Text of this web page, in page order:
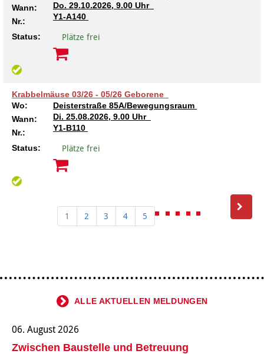
Wann:
Do. 29.10.2026, 9.00 Uhr
Nr.:
Y1-A140
Status: Plätze frei
Krabbelmäuse 03/26 - 05/26 Geborene
Wo:
Deisterstraße 85A/Bewegungsraum
Wann:
Di. 25.08.2026, 9.00 Uhr
Nr.:
Y1-B110
Status: Plätze frei
1 2 3 4 5
ALLE AKTUELLEN MELDUNGEN
06. August 2026
Zwischen Baustelle und Betreuung